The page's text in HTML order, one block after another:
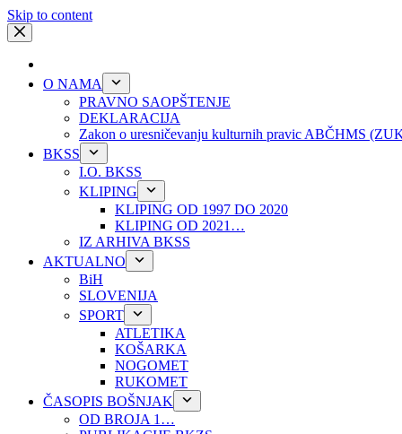
Skip to content
O NAMA
PRAVNO SAOPŠTENJE
DEKLARACIJA
Zakon o uresničevanju kulturnih pravic ABČHMS
BKSS
I.O. BKSS
KLIPING
KLIPING OD 1997 DO 2020
KLIPING OD 2021…
IZ ARHIVA BKSS
AKTUALNO
BiH
SLOVENIJA
SPORT
ATLETIKA
KOŠARKA
NOGOMET
RUKOMET
ČASOPIS BOŠNJAK
OD BROJA 1…